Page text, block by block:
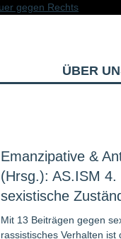
ÜBER
Emanzipative &
(Hrsg.): AS.ISM
sexistische
Mit 13 Beiträgen gegen
rassistisches Verhalten